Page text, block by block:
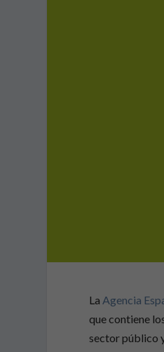
La Agencia
que contiene
sector público